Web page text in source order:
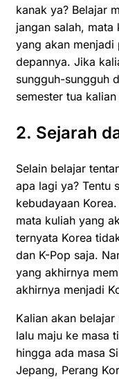
kanak ya? Belajar
jangan salah,
yang akan
depannya. Jika
sungguh-sungguh
semester tua
2. Sejarah
Selain belajar
apa lagi ya? Tentu
kebudayaan
mata kuliah yang
ternyata Korea
dan K-Pop saja.
yang akhirnya
akhirnya menjadi
Kalian akan
lalu maju ke masa
hingga ada masa
Jepang, Perang